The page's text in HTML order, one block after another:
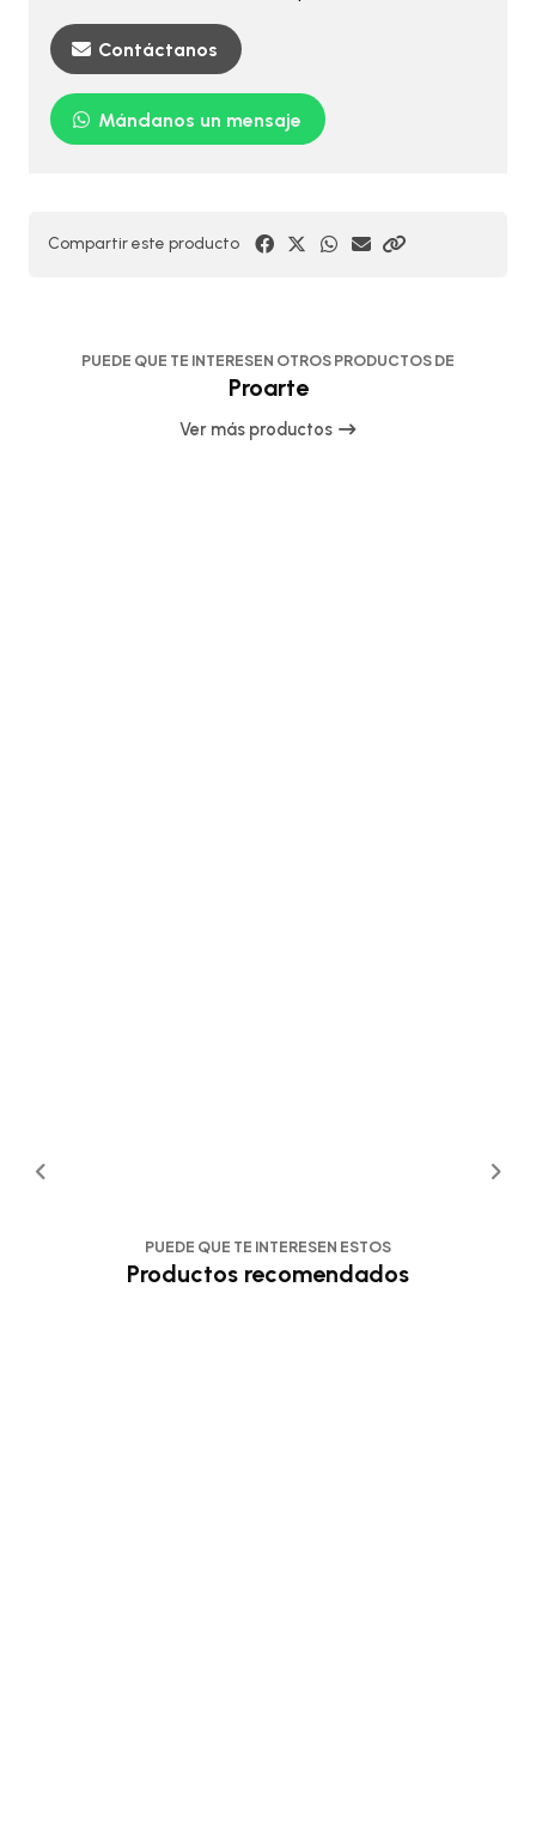
Contáctanos
Mándanos un mensaje
Compartir este producto
PUEDE QUE TE INTERESEN OTROS PRODUCTOS DE
Proarte
Ver más productos
PUEDE QUE TE INTERESEN ESTOS
Productos recomendados